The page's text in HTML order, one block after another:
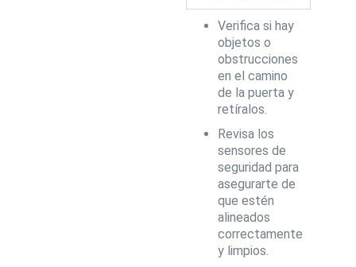
Verifica si hay
objetos o
obstrucciones
en el camino
de la puerta y
retíralos.
Revisa los
sensores de
seguridad para
asegurarte de
que estén
alineados
correctamente
y limpios.